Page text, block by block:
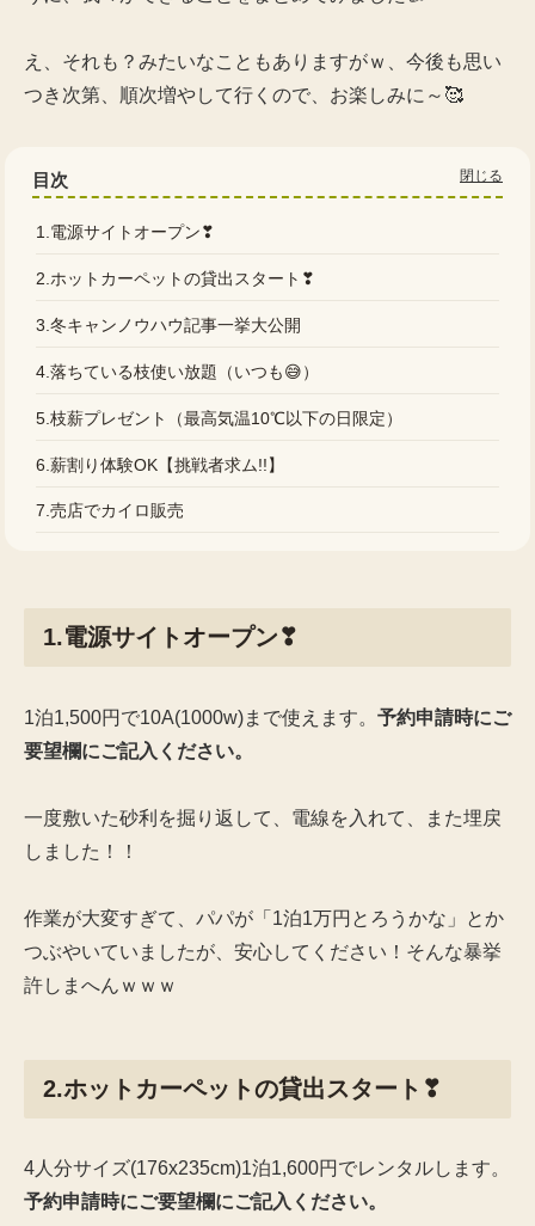
え、それも？みたいなこともありますがｗ、今後も思い
つき次第、順次増やして行くので、お楽しみに～🥰
目次
1.電源サイトオープン❣
2.ホットカーペットの貸出スタート❣
3.冬キャンノウハウ記事一挙大公開
4.落ちている枝使い放題（いつも😅）
5.枝薪プレゼント（最高気温10℃以下の日限定）
6.薪割り体験OK【挑戦者求ム!!】
7.売店でカイロ販売
1.電源サイトオープン❣
1泊1,500円で10A(1000w)まで使えます。 予約申請時にご
要望欄にご記入ください。
一度敷いた砂利を掘り返して、電線を入れて、また埋戻
しました！！
作業が大変すぎて、パパが「1泊1万円とろうかな」とか
つぶやいていましたが、安心してください！そんな暴挙
許しまへんｗｗｗ
2.ホットカーペットの貸出スタート❣
4人分サイズ(176x235cm)1泊1,600円でレンタルします。
予約申請時にご要望欄にご記入ください。